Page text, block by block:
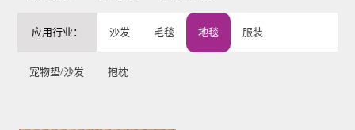
应用行业： 沙发 毛毯 地毯 服装
宠物垫/沙发 抱枕